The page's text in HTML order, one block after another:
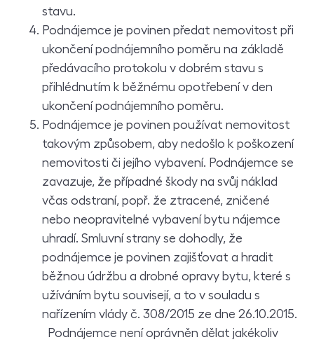
stavu.
Podnájemce je povinen předat nemovitost při
ukončení podnájemního poměru na základě
předávacího protokolu v dobrém stavu s
přihlédnutím k běžnému opotřebení v den
ukončení podnájemního poměru.
Podnájemce je povinen používat nemovitost
takovým způsobem, aby nedošlo k poškození
nemovitosti či jejího vybavení. Podnájemce se
zavazuje, že případné škody na svůj náklad
včas odstraní, popř. že ztracené, zničené
nebo neopravitelné vybavení bytu nájemce
uhradí. Smluvní strany se dohodly, že
podnájemce je povinen zajišťovat a hradit
běžnou údržbu a drobné opravy bytu, které s
užíváním bytu souvisejí, a to v souladu s
nařízením vlády č. 308/2015 ze dne 26.10.2015.
Podnájemce není oprávněn dělat jakékoliv